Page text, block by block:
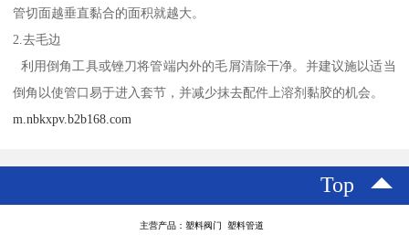
管切面越垂直黏合的面积就越大。
2.去毛边
利用倒角工具或锉刀将管端内外的毛屑清除干净。并建议施以适当
倒角以使管口易于进入套节，并减少抹去配件上溶剂黏胶的机会。
m.nbkxpv.b2b168.com
Top
主营产品：塑料阀门 塑料管道